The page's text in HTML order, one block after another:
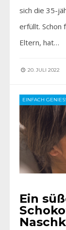
sich die 35-
erfüllt. Schon
Eltern, hat…
20. JULI 2022
EINFACH
Ein